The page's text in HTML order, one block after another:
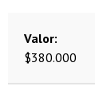
Valor
$380.000